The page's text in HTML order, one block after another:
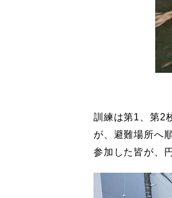
訓練は第1、第2
が、避難場所へ
参加した皆が、